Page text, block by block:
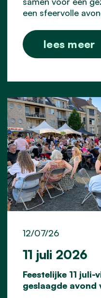
een sfeervolle
lees meer
11 juli 2026
12/07/26
Feestelijke 11 juli-
geslaagde avond